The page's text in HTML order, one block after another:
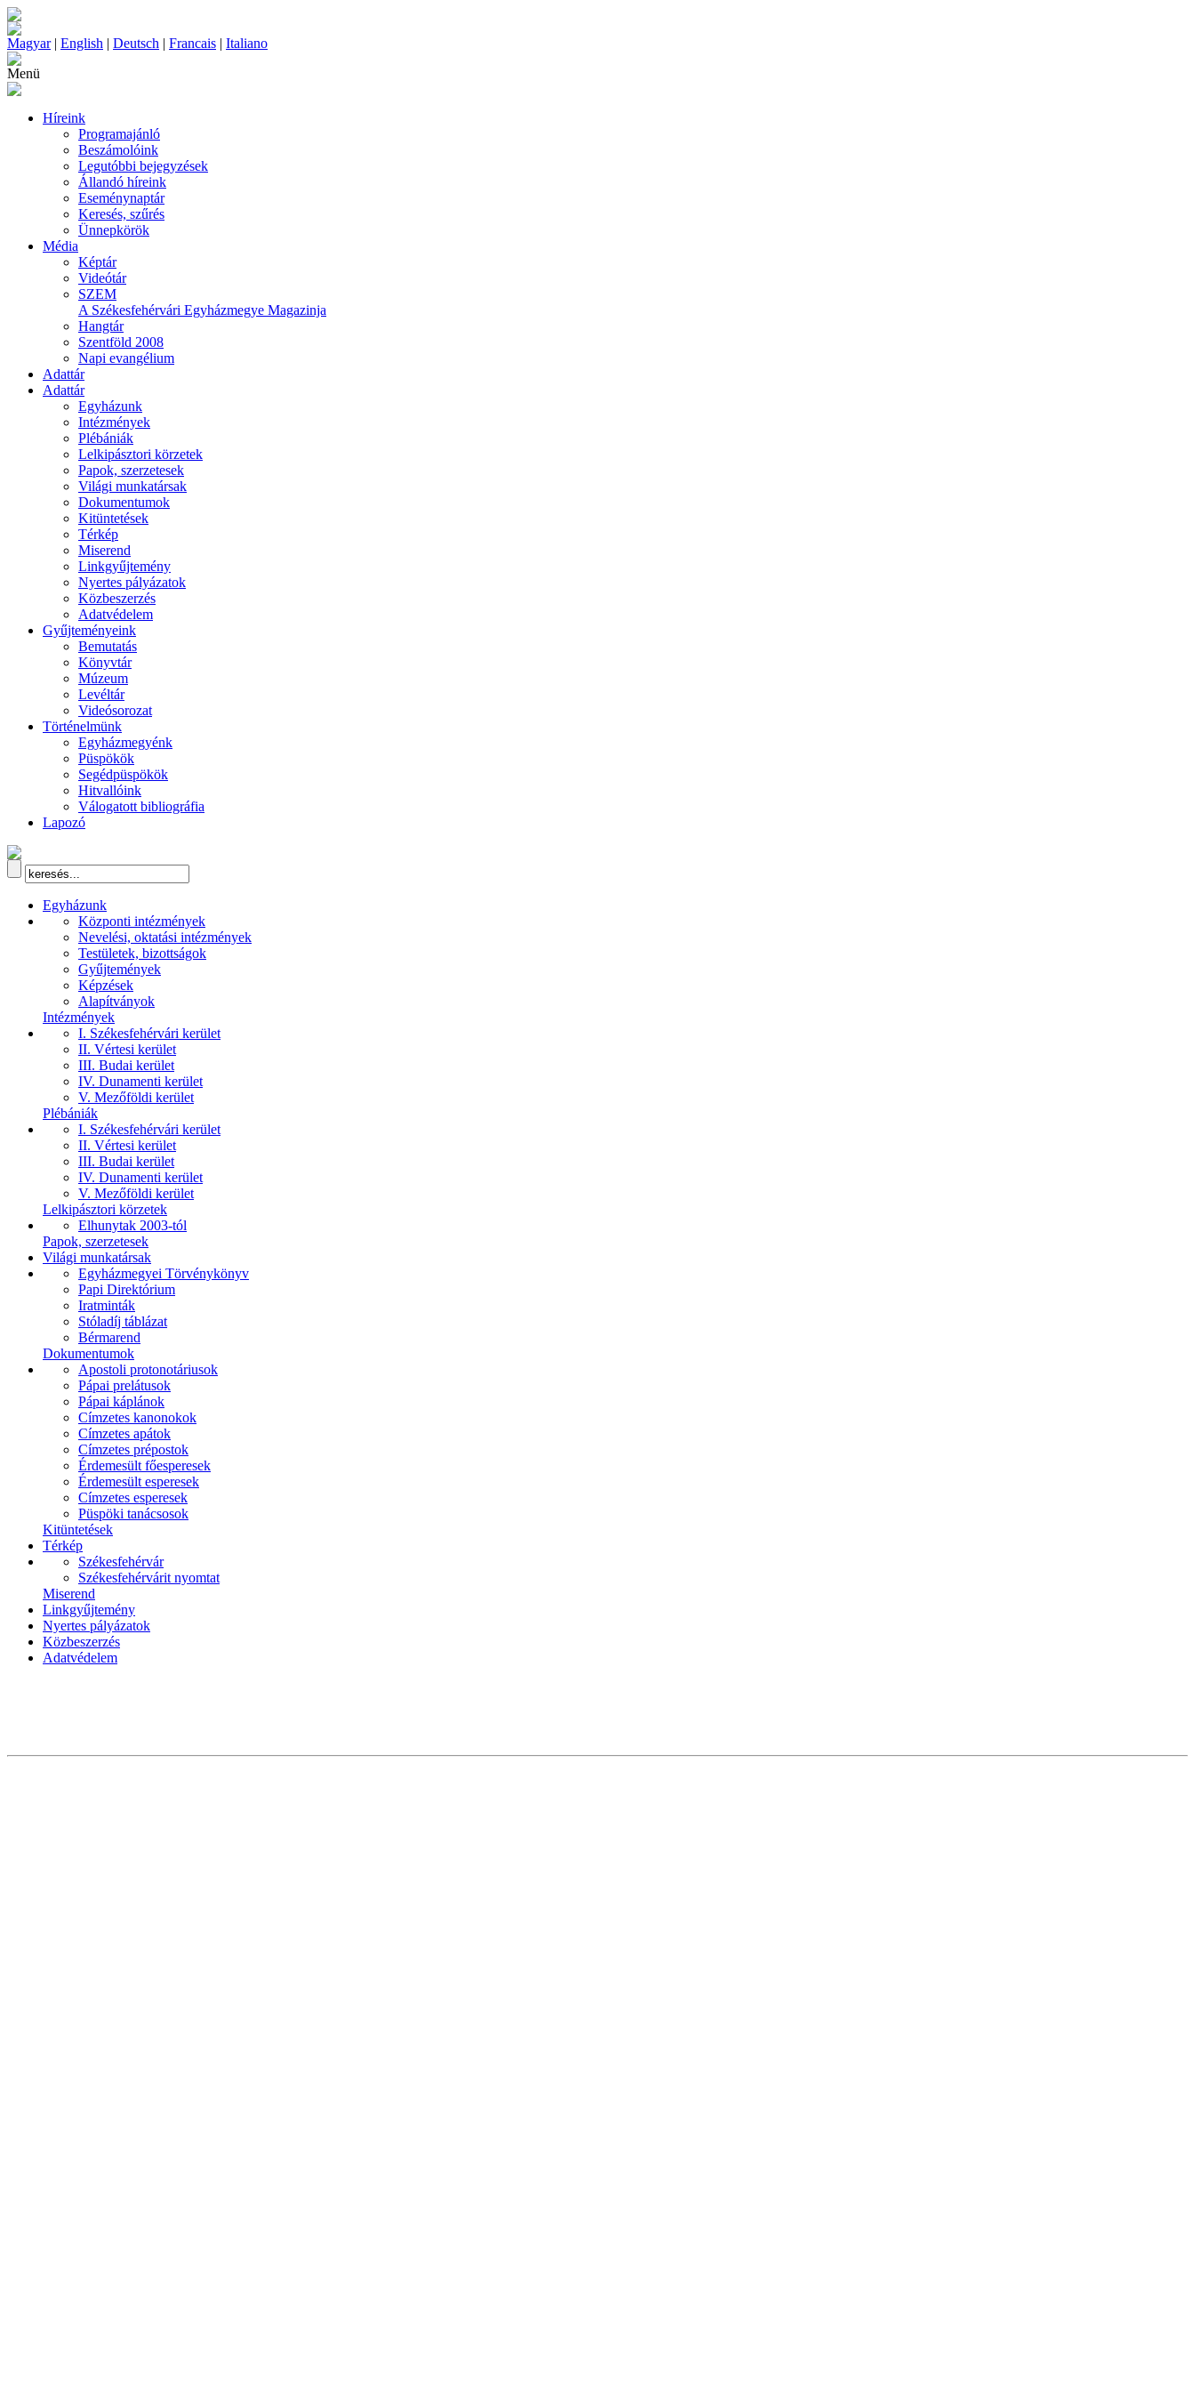
Magyar| English | Deutsch | Francais | Italiano
Menü
Híreink
Programajánló
Beszámolóink
Legutóbbi bejegyzések
Állandó híreink
Eseménynaptár
Keresés, szűrés
Ünnepkörök
Média
Képtár
Videótár
SZEM
A Székesfehérvári Egyházmegye Magazinja
Hangtár
Szentföld 2008
Napi evangélium
Adattár
Adattár
Egyházunk
Intézmények
Plébániák
Lelkipásztori körzetek
Papok, szerzetesek
Világi munkatársak
Dokumentumok
Kitüntetések
Térkép
Miserend
Linkgyűjtemény
Nyertes pályázatok
Közbeszerzés
Adatvédelem
Gyűjteményeink
Bemutatás
Könyvtár
Múzeum
Levéltár
Videósorozat
Történelmünk
Egyházmegyénk
Püspökök
Segédpüspökök
Hitvallóink
Válogatott bibliográfia
Lapozó
Egyházunk
Központi intézmények
Nevelési, oktatási intézmények
Testületek, bizottságok
Gyűjtemények
Képzések
Alapítványok
Intézmények
I. Székesfehérvári kerület
II. Vértesi kerület
III. Budai kerület
IV. Dunamenti kerület
V. Mezőföldi kerület
Plébániák
I. Székesfehérvári kerület
II. Vértesi kerület
III. Budai kerület
IV. Dunamenti kerület
V. Mezőföldi kerület
Lelkipásztori körzetek
Elhunytak 2003-tól
Papok, szerzetesek
Világi munkatársak
Egyházmegyei Törvénykönyv
Papi Direktórium
Iratminták
Stóladíj táblázat
Bérmarend
Dokumentumok
Apostoli protonotáriusok
Pápai prelátusok
Pápai káplánok
Címzetes kanonokok
Címzetes apátok
Címzetes prépostok
Érdemesült főesperesek
Érdemesült esperesek
Címzetes esperesek
Püspöki tanácsosok
Kitüntetések
Térkép
Székesfehérvár
Székesfehérvárit nyomtat
Miserend
Linkgyűjtemény
Nyertes pályázatok
Közbeszerzés
Adatvédelem